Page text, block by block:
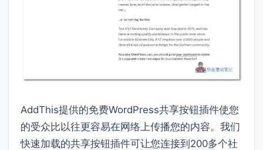
AddThis提供的免费WordPress共享按钮插件使您
的受众比以往更容易在网络上传播您的内容。我们
快速加载的共享按钮插件可让您连接到200多个社